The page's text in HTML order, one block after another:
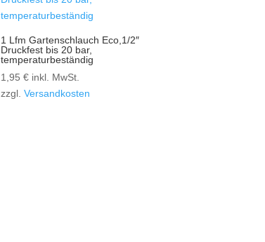
1 Lfm Gartenschlauch Eco,1/2″
Druckfest bis 20 bar,
temperaturbeständig
1,95€ inkl. MwSt.
zzgl.Versandkosten